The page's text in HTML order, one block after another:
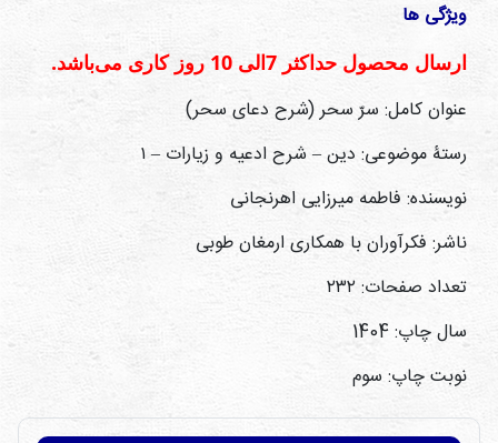
و
مقررات
سایت
ویژگی ها
ارسال محصول حداكثر 7الی 10 روز كاری می‌باشد.
عنوان کامل: سرّ سحر (شرح دعای سحر)
رستۀ موضوعی: دین – شرح ادعیه و زیارات – ۱
نویسنده: فاطمه میرزایی اهرنجانی
ناشر: فکرآوران با همکاری ارمغان طوبی
تعداد صفحات: ۲۳۲
سال چاپ: 1404
نوبت چاپ: سوم